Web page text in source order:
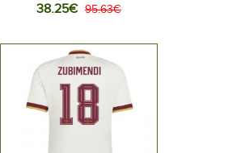
MM-kisat 2026 Lyhythihainen
38.25€ 95.63€